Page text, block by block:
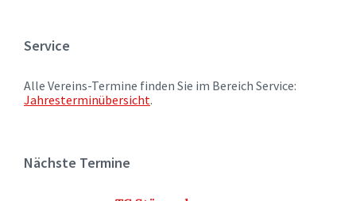
Service
Alle Vereins-Termine finden Sie im Bereich Service:
Jahresterminübersicht.
Nächste Termine